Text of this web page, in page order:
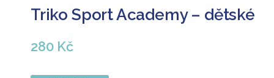
Triko Sport Academy – dětské
280 Kč